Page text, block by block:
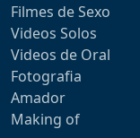
Filmes de Sexo
Videos Solos
Videos de Oral
Fotografia
Amador
Making of